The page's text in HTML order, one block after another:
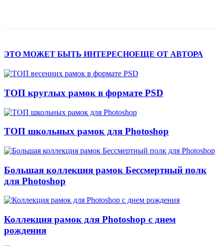
ЭТО МОЖЕТ БЫТЬ ИНТЕРЕСНОЕЩЕ ОТ АВТОРА
ТОП круглых рамок в формате PSD
ТОП школьных рамок для Photoshop
Большая коллекция рамок Бессмертный полк
для Photoshop
Коллекция рамок для Photoshop с днем
рождения